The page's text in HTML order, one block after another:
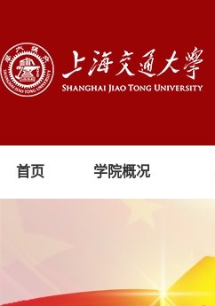
首页 学院概况